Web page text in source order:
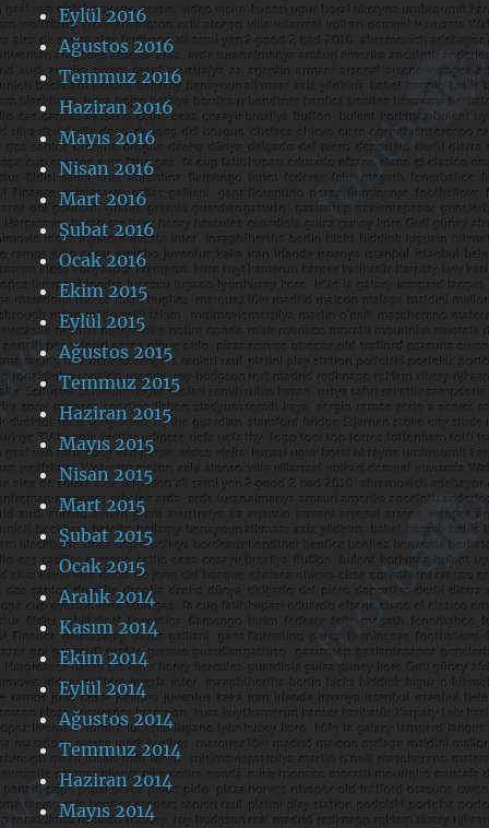
Eylül 2016
Ağustos 2016
Temmuz 2016
Haziran 2016
Mayıs 2016
Nisan 2016
Mart 2016
Şubat 2016
Ocak 2016
Ekim 2015
Eylül 2015
Ağustos 2015
Temmuz 2015
Haziran 2015
Mayıs 2015
Nisan 2015
Mart 2015
Şubat 2015
Ocak 2015
Aralık 2014
Kasım 2014
Ekim 2014
Eylül 2014
Ağustos 2014
Temmuz 2014
Haziran 2014
Mayıs 2014